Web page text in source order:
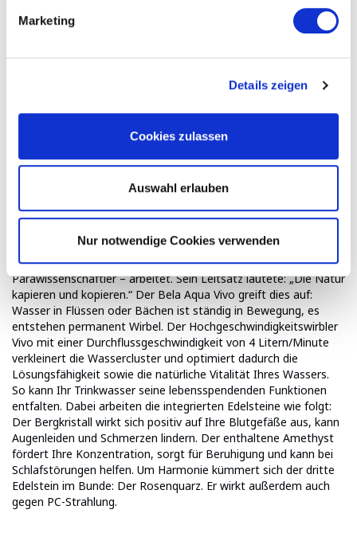
Marketing
Details zeigen
Cookies zulassen
Auswahl erlauben
Nur notwendige Cookies verwenden
Apparatur keinen Stromanschluss, arbeitet ohne Magnetismus
leicht und weich auf der Haut. Vitalisiertes Wasser macht die
trockenes Haar – wenn Sie Ihre Haare mit energetisiertem
WASSERWIRBLER MIT EDELSTEINEN
Optional können Sie Ihre Osmoseanlage mit demBela Aqua
Edelsteinkammer, welcher nach dem Prinzip von Viktor
Schauberger – einem österreichischen Naturforscher und
Parawissenschaftler – arbeitet. Sein Leitsatz lautete: „Die Natur
kapieren und kopieren.“ Der Bela Aqua Vivo greift dies auf:
Wasser in Flüssen oder Bächen ist ständig in Bewegung, es
entstehen permanent Wirbel. Der Hochgeschwindigkeitswirbler
Vivo mit einer Durchfluss­ge­schwindig­keit von 4 Litern/Minute
verkleinert die Wassercluster und optimiert dadurch die
Lösungsfähigkeit sowie die natürliche Vitalität Ihres Wassers.
So kann Ihr Trinkwasser seine lebensspendenden Funktionen
entfalten. Dabei arbeiten die integrierten Edelsteine wie folgt:
Der Bergkristall wirkt sich positiv auf Ihre Blutgefäße aus, kann
Augenleiden und Schmerzen lindern. Der enthaltene Amethyst
fördert Ihre Konzentration, sorgt für Beruhigung und kann bei
Schlafstörungen helfen. Um Harmonie kümmert sich der dritte
Edelstein im Bunde: Der Rosenquarz. Er wirkt außerdem auch
gegen PC-Strahlung.